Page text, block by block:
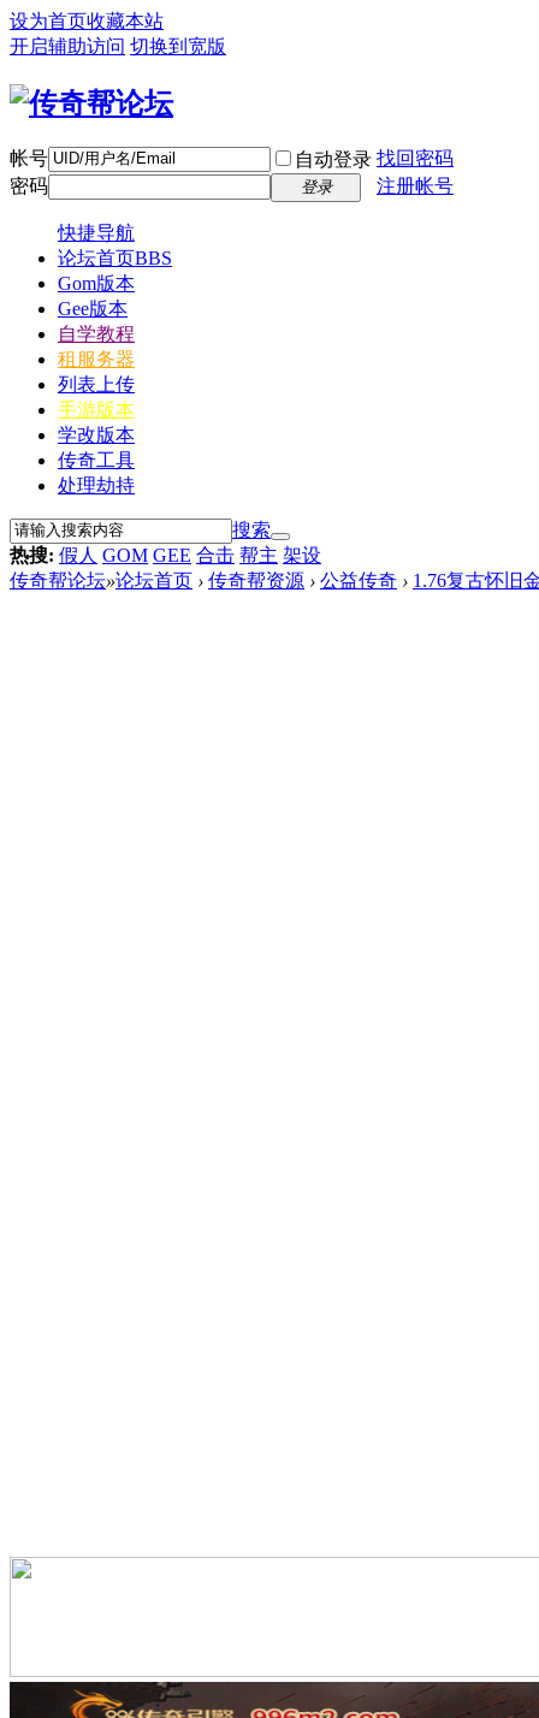
设为首页收藏本站
开启辅助访问 切换到宽版
帐号 自动登录 找回密码
密码
登录 注册帐号
快捷导航
论坛首页BBS
Gom版本
Gee版本
自学教程
租服务器
列表上传
手游版本
学改版本
传奇工具
处理劫持
搜索
热搜: 假人 GOM GEE 合击 帮主 架设
传奇帮论坛»论坛首页 › 传奇帮资源 › 公益传奇 › 1.76复古怀旧